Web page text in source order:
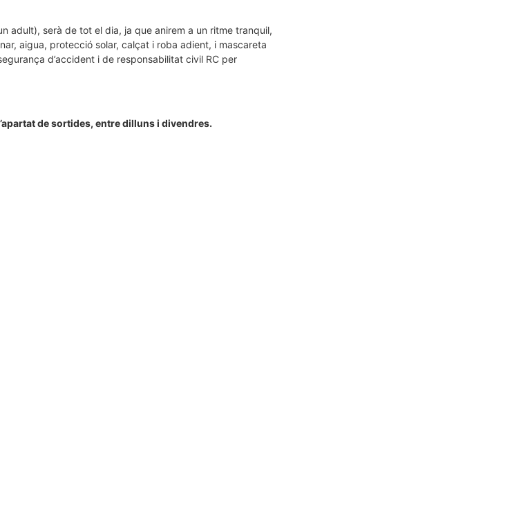
adult), serà de tot el dia, ja que anirem a un ritme tranquil,
aigua, protecció solar, calçat i roba adient, i mascareta
d’accident i de responsabilitat civil RC per
de sortides, entre dilluns i divendres.